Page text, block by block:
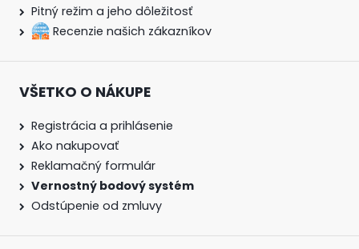
Pitný režim a jeho dôležitosť
Recenzie našich zákazníkov
VŠETKO O NÁKUPE
Registrácia a prihlásenie
Ako nakupovať
Reklamačný formulár
Vernostný bodový systém
Odstúpenie od zmluvy